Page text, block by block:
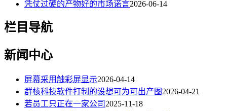
凭仗过硬的产物好的市场诺言2026-06-14
栏目导航
新闻中心
屏幕采用触彩屏显示2026-04-14
群核科技软件打制的设想可为可出产图2026-04-21
若员工只正在一家公司2025-11-18